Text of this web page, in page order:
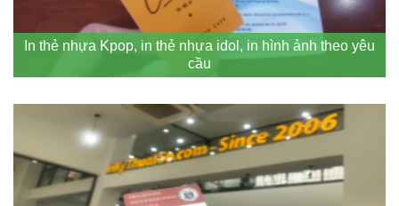
In thẻ nhựa Kpop, in thẻ nhựa idol, in hình ảnh theo yêu
cầu